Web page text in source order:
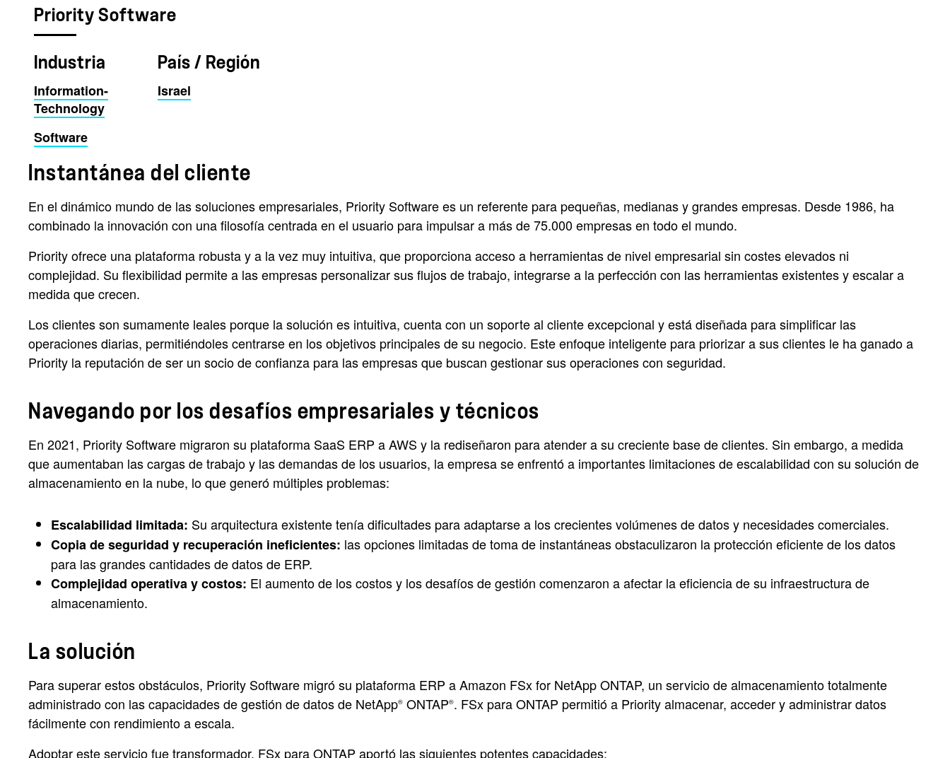
Priority Software
Industria
Information-
Technology
Software
País / Región
Israel
Instantánea del cliente
En el dinámico mundo de las soluciones empresariales, Priority Software es un referente para pequeñas, medianas y grandes empresas. Desde 1986, ha
combinado la innovación con una filosofía centrada en el usuario para impulsar a más de 75.000 empresas en todo el mundo.
Priority ofrece una plataforma robusta y a la vez muy intuitiva, que proporciona acceso a herramientas de nivel empresarial sin costes elevados ni
complejidad. Su flexibilidad permite a las empresas personalizar sus flujos de trabajo, integrarse a la perfección con las herramientas existentes y escalar a
medida que crecen.
Los clientes son sumamente leales porque la solución es intuitiva, cuenta con un soporte al cliente excepcional y está diseñada para simplificar las
operaciones diarias, permitiéndoles centrarse en los objetivos principales de su negocio. Este enfoque inteligente para priorizar a sus clientes le ha ganado a
Priority la reputación de ser un socio de confianza para las empresas que buscan gestionar sus operaciones con seguridad.
Navegando por los desafíos empresariales y técnicos
En 2021, Priority Software migraron su plataforma SaaS ERP a AWS y la rediseñaron para atender a su creciente base de clientes. Sin embargo, a medida
que aumentaban las cargas de trabajo y las demandas de los usuarios, la empresa se enfrentó a importantes limitaciones de escalabilidad con su solución de
almacenamiento en la nube, lo que generó múltiples problemas:
Escalabilidad limitada: Su arquitectura existente tenía dificultades para adaptarse a los crecientes volúmenes de datos y necesidades comerciales.
Copia de seguridad y recuperación ineficientes: las opciones limitadas de toma de instantáneas obstaculizaron la protección eficiente de los datos
para las grandes cantidades de datos de ERP.
Complejidad operativa y costos: El aumento de los costos y los desafíos de gestión comenzaron a afectar la eficiencia de su infraestructura de
almacenamiento.
La solución
Para superar estos obstáculos, Priority Software migró su plataforma ERP a Amazon FSx for NetApp ONTAP, un servicio de almacenamiento totalmente
administrado con las capacidades de gestión de datos de NetApp® ONTAP®. FSx para ONTAP permitió a Priority almacenar, acceder y administrar datos
fácilmente con rendimiento a escala.
Adoptar este servicio fue transformador. FSx para ONTAP aportó las siguientes potentes capacidades: